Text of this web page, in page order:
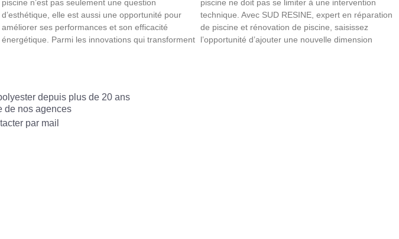
piscine n’est pas seulement une question
d’esthétique, elle est aussi une opportunité pour
améliorer ses performances et son efficacité
énergétique. Parmi les innovations qui transforment
piscine ne doit pas se limiter à une intervention
technique. Avec SUD RESINE, expert en réparation
de piscine et rénovation de piscine, saisissez
l’opportunité d’ajouter une nouvelle dimension
depuis plus de 20 ans
de nos agences
par mail